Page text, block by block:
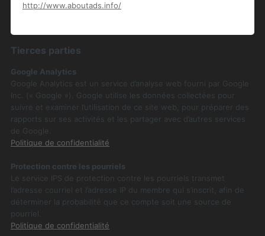
http://www.aboutads.info/
Tierces parties
Google Analytics
Google Analytics est un service d’analyse web fourni par Google
Inc. (« Google »). Google utilise les données collectées pour
suivre et examiner l’utilisation de ce site web, pour préparer des
rapports sur ses activités et les partager avec d’autres services
de Google.
Politique de confidentialité
Protection contre les pourriels
Le service IPS de protection contre les pourriels transmet
l’adresse courriel et l’adresse IP du membre qui s’inscrit, afin de
déterminer la probabilité que ce compte soit une source de
pourriel.
Politique de confidentialité